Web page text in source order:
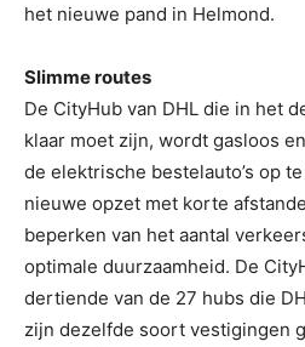
het nieuwe pand in Helmond.
Slimme routes
De CityHub van DHL die in het
klaar moet zijn, wordt gasloos
de elektrische bestelauto’s op
nieuwe opzet met korte
beperken van het aantal
optimale duurzaamheid. De
dertiende van de 27 hubs die
zijn dezelfde soort vestigingen